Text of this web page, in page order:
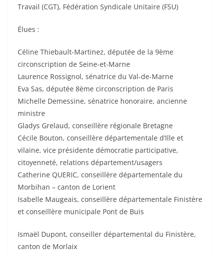
Travail (CGT), Fédération Syndicale Unitaire (FSU)
Élues :
Céline Thiebault-Martinez, députée de la 9ème
circonscription de Seine-et-Marne
Laurence Rossignol, sénatrice du Val-de-Marne
Eva Sas, députée 8ème circonscription de Paris
Michelle Demessine, sénatrice honoraire, ancienne
ministre
Gladys Grelaud, conseillère régionale Bretagne
Cécile Bouton, conseillère départementale d’Ille et
vilaine, vice présidente démocratie participative,
citoyenneté, relations département/usagers
Catherine QUERIC, conseillère départementale du
Morbihan – canton de Lorient
Isabelle Maugeais, conseillère départementale Finistère
et conseillère municipale Pont de Buis
Ismaël Dupont, conseiller départemental du Finistère,
canton de Morlaix